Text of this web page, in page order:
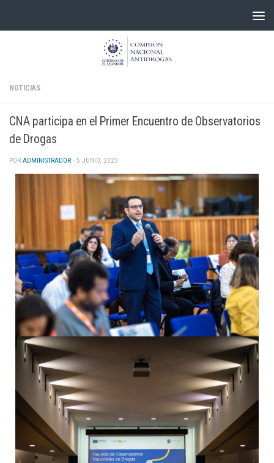
NOTICIAS
CNA participa en el Primer Encuentro de Observatorios
de Drogas
POR ADMINISTRADOR · 5 JUNIO, 2023